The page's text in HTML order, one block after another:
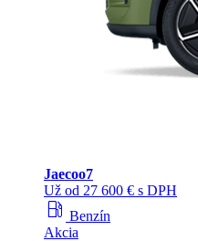
Jaecoo7
Už od 27 600 € s DPH
local_gas_station Benzín
Akcia